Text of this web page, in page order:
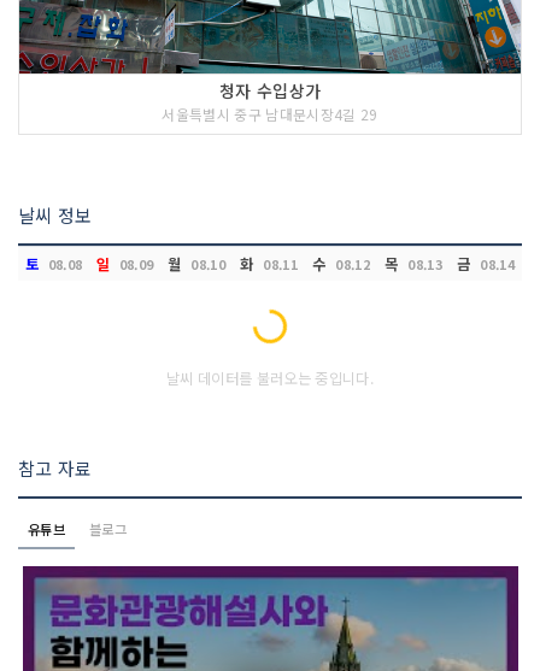
청자 수입상가
서울특별시 중구 남대문시장4길 29
날씨 정보
토 08.08 일 08.09 월 08.10 화 08.11 수 08.12 목 08.13 금 08.14
Loading...
날씨 데이터를 불러오는 중입니다.
참고 자료
유튜브 블로그